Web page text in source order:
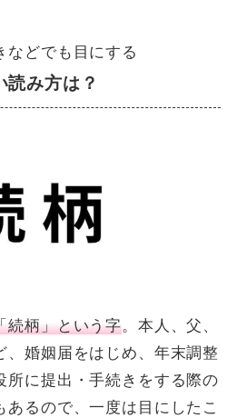
などでも目にする
み方は？
続柄」という字。本人、父、
婚姻届をはじめ、年末調整
所に提出・手続きをする際の
あるので、一度は目にしたこ